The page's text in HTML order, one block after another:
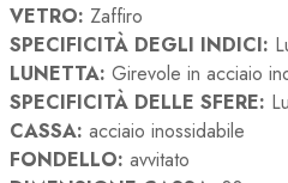
VETRO: Zaffiro
SPECIFICITÀ DEGLI INDICI:
LUNETTA: Girevole in acciaio
SPECIFICITÀ DELLE SFERE:
CASSA: acciaio inossidabile
FONDELLO: avvitato